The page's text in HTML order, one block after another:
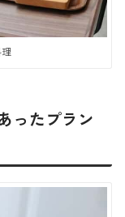
ったプラン